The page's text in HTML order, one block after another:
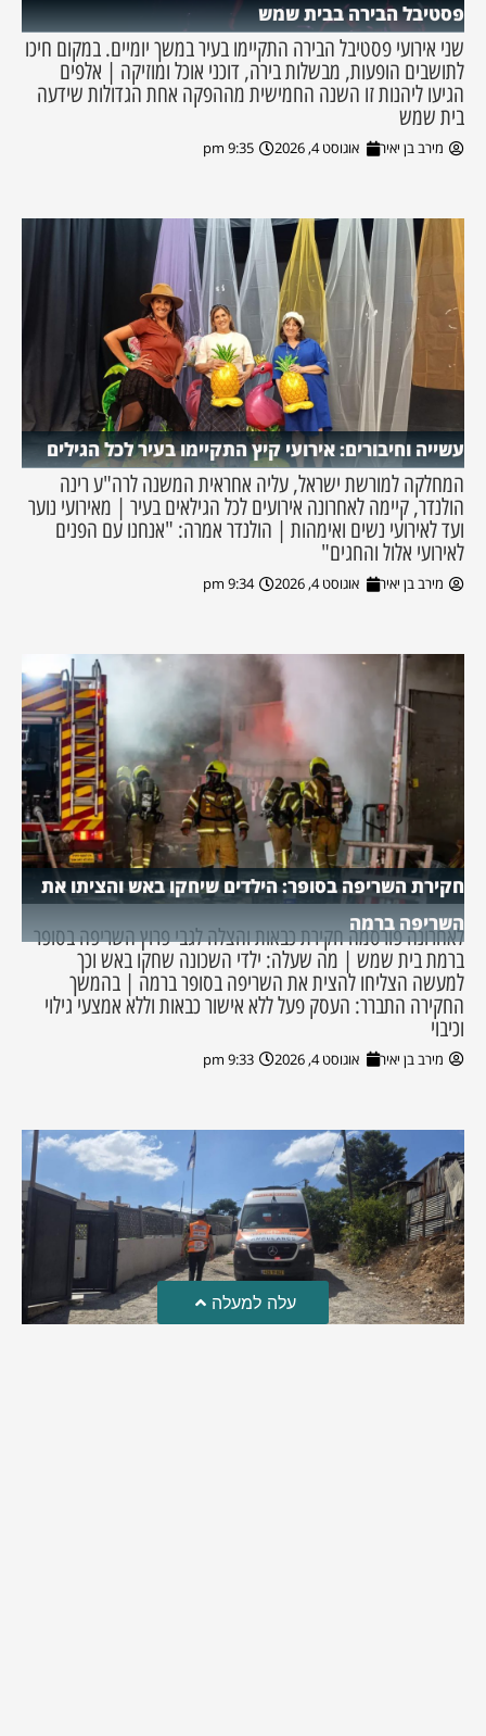
פסטיבל הבירה בבית שמש
שני אירועי פסטיבל הבירה התקיימו בעיר במשך יומיים. במקום חיכו
לתושבים הופעות, מבשלות בירה, דוכני אוכל ומוזיקה | אלפים
הגיעו ליהנות זו השנה החמישית מההפקה אחת הגדולות שידעה
בית שמש
מירב בן יאיר אוגוסט 4, 2026 9:35 pm
עשייה וחיבורים: אירועי קיץ התקיימו בעיר לכל הגילים
המחלקה למורשת ישראל, עליה אחראית המשנה לרה"ע רינה
הולנדר, קיימה לאחרונה אירועים לכל הגילאים בעיר | מאירועי נוער
ועד לאירועי נשים ואימהות | הולנדר אמרה: "אנחנו עם הפנים
לאירועי אלול והחגים"
מירב בן יאיר אוגוסט 4, 2026 9:34 pm
חקירת השריפה בסופר: הילדים שיחקו באש והציתו את
השריפה ברמה
לאחרונה פורסמה חקירת כבאות והצלה לגבי פרוץ השריפה בסופר
ברמת בית שמש | מה שעלה: ילדי השכונה שחקו באש וכך
למעשה הצליחו להצית את השריפה בסופר ברמה | בהמשך
החקירה התברר: העסק פעל ללא אישור כבאות וללא אמצעי גילוי
וכיבוי
מירב בן יאיר אוגוסט 4, 2026 9:33 pm
עלה למעלה